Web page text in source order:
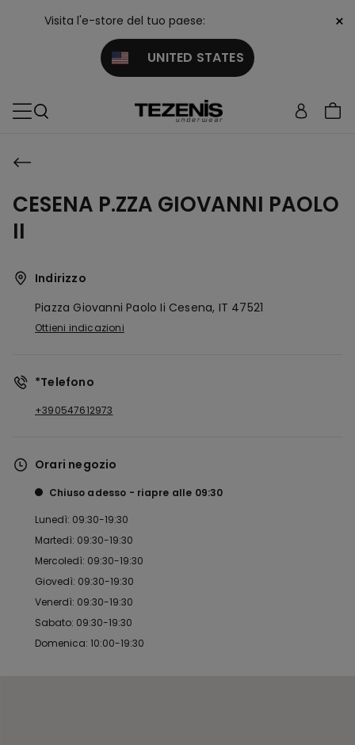
Visita l'e-store del tuo paese:
UNITED STATES
×
CESENA P.ZZA GIOVANNI PAOLO
II
Indirizzo
Piazza Giovanni Paolo Ii Cesena, IT 47521
Ottieni indicazioni
*Telefono
+390547612973
Orari negozio
Chiuso adesso riapre alle 09:30
Lunedì: 09:30-19:30
Martedì: 09:30-19:30
Mercoledì: 09:30-19:30
Giovedì: 09:30-19:30
Venerdì: 09:30-19:30
Sabato: 09:30-19:30
Domenica: 10:00-19:30